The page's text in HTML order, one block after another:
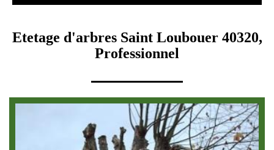
Etetage d'arbres Saint Loubouer 40320,
Professionnel